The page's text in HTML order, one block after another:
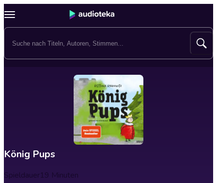
König Pups
Spieldauer19 Minuten